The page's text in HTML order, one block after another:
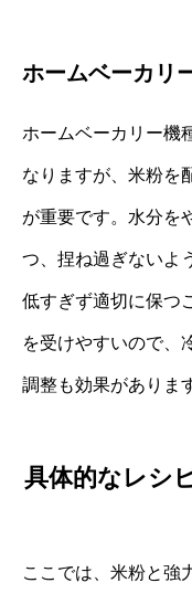
ホームベーカリ
ホームベーカリー機
なりますが、米粉を
が重要です。水分を
つ、捏ね過ぎないよ
低すぎず適切に保つ
を受けやすいので、
調整も効果がありま
具体的なレシ
ここでは、米粉と強